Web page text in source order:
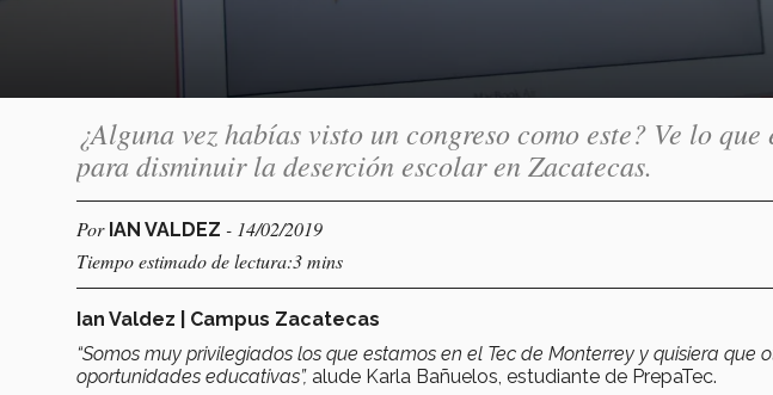
¿Alguna vez habías visto un congreso como este? Ve lo
para disminuir la deserción escolar en Zacatecas.
Por IAN VALDEZ - 14/02/2019
Tiempo estimado de lectura:3 mins
Ian Valdez | Campus Zacatecas
“Somos muy privilegiados los que estamos en el Tec de Monterrey y quisiera
oportunidades educativas”, alude Karla Bañuelos, estudiante de PrepaTec.